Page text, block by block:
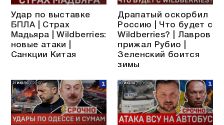
Удар по выставке
БПЛА | Страх
Мадьяра | Wildberries:
новые атаки |
Санкции Китая
Драпатый оскорбил
Россию | Что будет с
Wildberries? | Лавров
прижал Рубио |
Зеленский боится
зимы